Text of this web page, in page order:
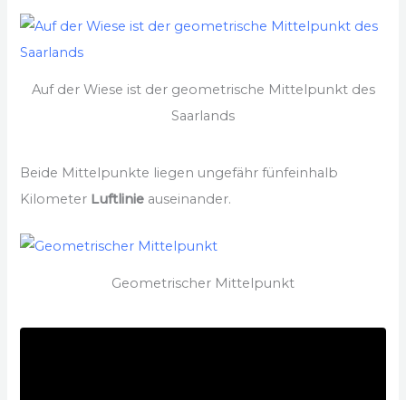
Auf der Wiese ist der geometrische Mittelpunkt des
Saarlands
Beide Mittelpunkte liegen ungefähr fünfeinhalb
Kilometer Luftlinie auseinander.
Geometrischer Mittelpunkt